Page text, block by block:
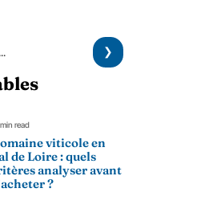
read
viticole en
de Loire : quels
analyser avant
?